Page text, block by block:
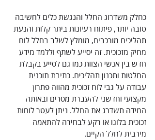
כחלק משדרוג החלל והנגשת כלים לחשיבה
טובה יותר, פיתוח רעיונות ביתר קלות והנעת
תהליכים מורכבים, מומלץ לשלב בחלל לוח
מחיק מזכוכית. זה יסייע לשתף וללמד מידע
חדש בין אנשי הצוות כמו גם לסייע בקבלת
החלטות ותכנון תהליכים. כתיבת תוכנית
עבודה על גבי לוח זכוכית מהווה פתרון
מקצועי וחדשני להעברת מסרים ובאותה
המידה תשדרג את החלל. ניתן לעטר לוחות
זכוכית בלוגו או רקע לבחירה להתאמה
מירבית לחלל הקיים.